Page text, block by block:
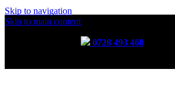
Skip to navigation
Skip to main content
Incălțăminte lucrată manual prin tehnici tradiționale
0728 493 460